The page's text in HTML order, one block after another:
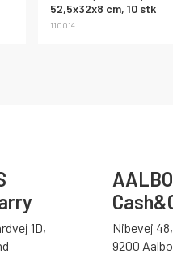
52,5x32x8 cm, 10 stk
110014
1D,
Nibevej 48,
9200